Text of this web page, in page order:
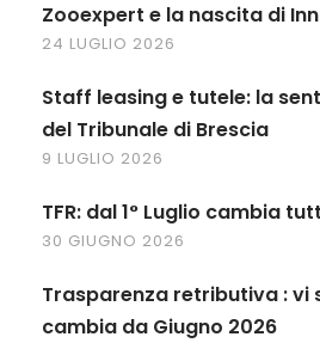
Zooexpert e la nascita di
24 LUGLIO 2026
Staff leasing e tutele: la
del Tribunale di Brescia
9 LUGLIO 2026
TFR: dal 1° Luglio cambia
30 GIUGNO 2026
Trasparenza retributiva : vi
cambia da Giugno 2026